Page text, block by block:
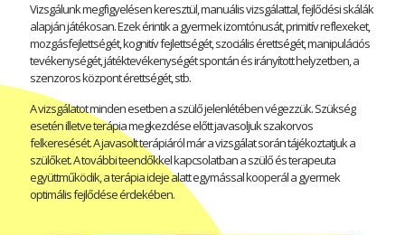
Vizsgálunk megfigyelésen keresztül, manuális vizsgálattal, fejlődési skálák
alapján játékosan. Ezek érintik a gyermek izomtónusát, primitív reflexeket,
mozgásfejlettségét, kognitív fejlettségét, szociális érettségét, manipulációs
tevékenységét, játéktevékenységét spontán és irányított helyzetben, a
szenzoros központ érettségét, stb.
A vizsgálatot minden esetben a szülő jelenlétében végezzük. Szükség
esetén illetve terápia megkezdése előtt javasoljuk szakorvos
felkeresését. A javasolt terápiáról már a vizsgálat során tájékoztatjuk a
szülőket. A további teendőkkel kapcsolatban a szülő és terapeuta
együttműködik, a terápia ideje alatt egymással kooperál a gyermek
optimális fejlődése érdekében.